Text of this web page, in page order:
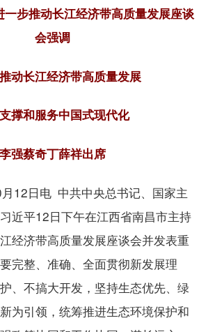
一步推动长江经济带高质量发展座谈
会强调
动长江经济带高质量发展
撑和服务中国式现代化
李强蔡奇丁薛祥出席
日电 中共中央总书记、国家主
近平12日下午在江西省南昌市主持
经济带高质量发展座谈会并发表重
完整、准确、全面贯彻新发展理
、不搞大开发，坚持生态优先、绿
为引领，统筹推进生态环境保护和